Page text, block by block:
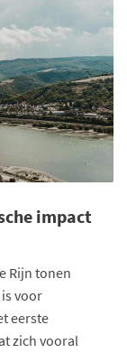
impact
Rijn tonen
voor
eerste
zich vooral